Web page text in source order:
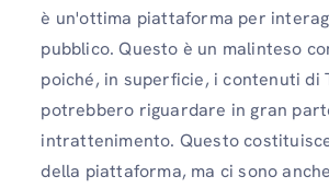
è un'ottima piattaforma per
pubblico. Questo è un malinteso
poiché, in superficie, i contenuti di
potrebbero riguardare in gran
intrattenimento. Questo
della piattaforma, ma ci sono